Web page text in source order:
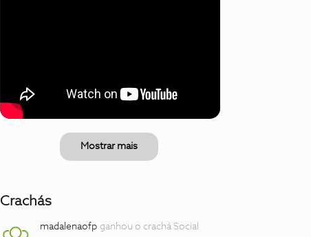
Mostrar mais
Crachás
madalenaofp ganhou o crachá Social